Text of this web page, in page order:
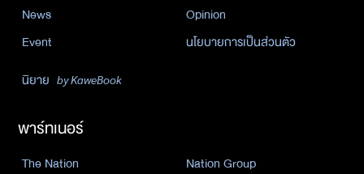
News
Opinion
Event
นโยบายการเป็นส่วนตัว
นิยาย by KaweBook
พาร์ทเนอร์
The Nation
Nation Group